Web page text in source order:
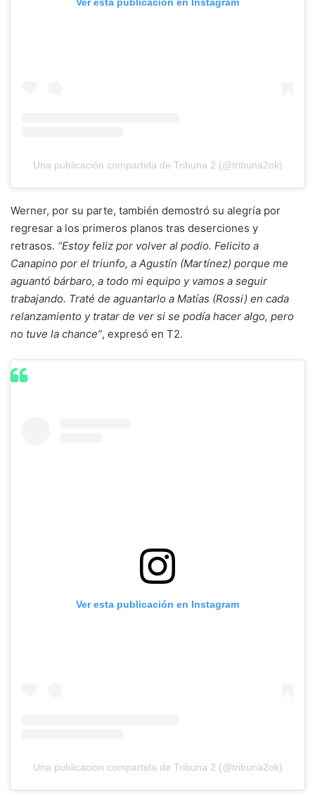
Una publicación compartida de Tribuna 2 (@tribuna2ok)
Werner, por su parte, también demostró su alegría por
regresar a los primeros planos tras deserciones y
retrasos. “Estoy feliz por volver al podio. Felicito a
Canapino por el triunfo, a Agustín (Martínez) porque me
aguantó bárbaro, a todo mi equipo y vamos a seguir
trabajando. Traté de aguantarlo a Matías (Rossi) en cada
relanzamiento y tratar de ver si se podía hacer algo, pero
no tuve la chance”, expresó en T2.
Ver esta publicación en Instagram
Una publicación compartida de Tribuna 2 (@tribuna2ok)